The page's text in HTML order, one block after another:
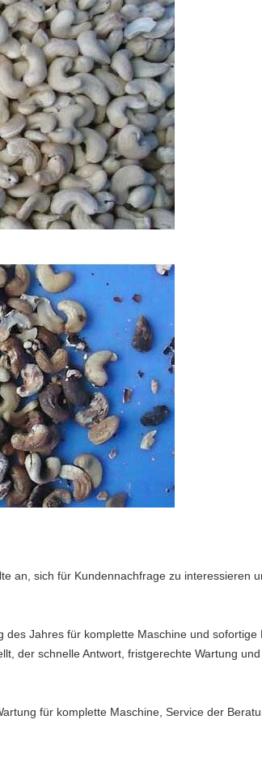
an, sich für Kundennachfrage zu interessieren
Jahres für komplette Maschine und sofortige
der schnelle Antwort, fristgerechte Wartung
für komplette Maschine, Service der